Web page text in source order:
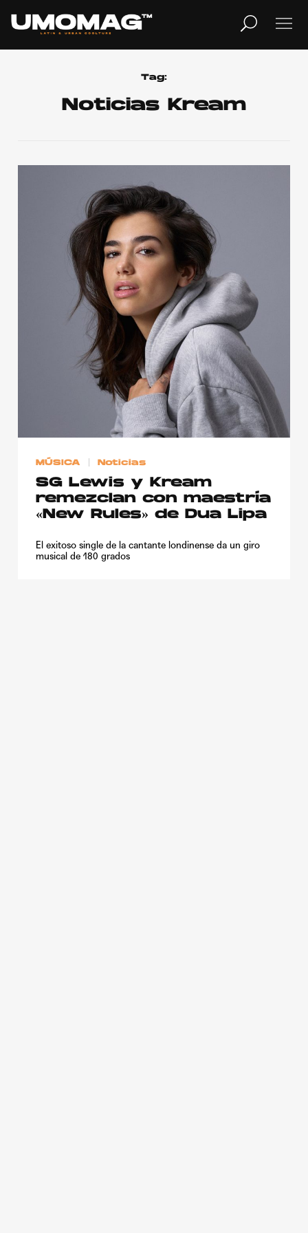
Home
Cover Story
Publicidad
Contacto
Aviso Legal
© 2015-2022 UMOMAG. PROPIEDAD DE UMO agency. TODOS LOS
DERECHOS RESERVADOS.
Tag:
Noticias Kream
MÚSICA Noticias
SG Lewis y Kream
remezclan con maestría
«New Rules» de Dua Lipa
El exitoso single de la cantante londinense da un giro
musical de 180 grados